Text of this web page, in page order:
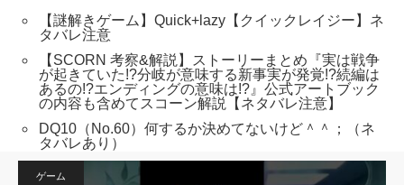
【謎解きゲーム】Quick+lazy【クイックレイジー】ネ
タバレ注意
【SCORN 考察&解説】ストーリーまとめ『実は戦争
が起きていた!?分岐が意味する新事実が発覚!?続編は
あるの!?エンディングの意味は!?』公式アートブック
の内容も含めてスコーン解説【ネタバレ注意】
DQ10（No.60）何するか決めてないけど＾＾；（ネ
タバレあり）
ゲーム